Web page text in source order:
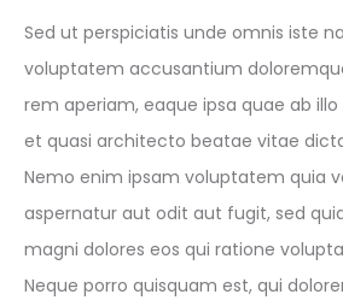
Sed ut perspiciatis unde omnis iste
voluptatem accusantium
rem aperiam, eaque ipsa quae ab
et quasi architecto beatae vitae
Nemo enim ipsam voluptatem quia
aspernatur aut odit aut fugit, sed
magni dolores eos qui ratione
Neque porro quisquam est, qui